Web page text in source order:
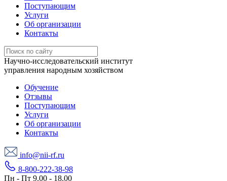
Поступающим
Услуги
Об организации
Контакты
Научно-исследовательский институт
управления народным хозяйством
Обучение
Отзывы
Поступающим
Услуги
Об организации
Контакты
info@nii-rf.ru
8-800-222-38-98
Пн - Пт 9.00 - 18.00